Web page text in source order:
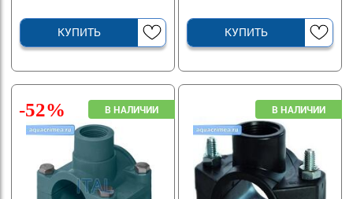
КУПИТЬ КУПИТЬ
-52%